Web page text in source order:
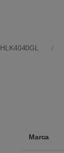
HLK4040GL
Marca